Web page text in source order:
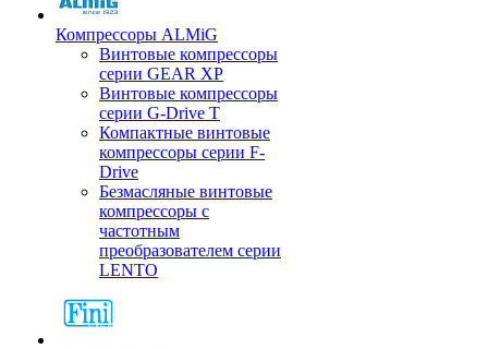
Компрессоры ALMiG
Винтовые компрессоры
серии GEAR XP
Винтовые компрессоры
серии G-Drive T
Компактные винтовые
компрессоры серии F-
Drive
Безмасляные винтовые
компрессоры с
частотным
преобразователем серии
LENTO